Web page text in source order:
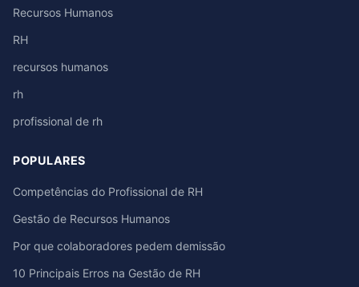
Recursos Humanos
RH
recursos humanos
rh
profissional de rh
POPULARES
Competências do Profissional de RH
Gestão de Recursos Humanos
Por que colaboradores pedem demissão
10 Principais Erros na Gestão de RH